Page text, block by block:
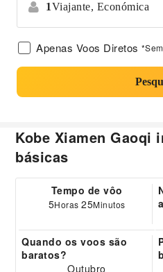
1Viajante, Económica
Apenas Voos Diretos
Kobe Xiamen Gaoqi
básicas
Tempo de vôo
5Horas25Minutos
Quando os voos são
baratos?
Outubro